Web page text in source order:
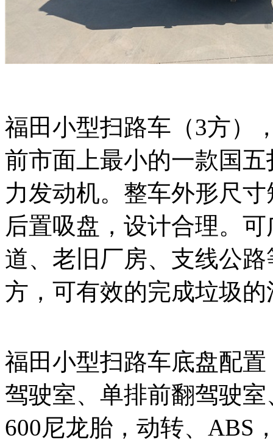
福田小型扫路车（3方）
前市面上最小的一款国
力发动机。整车外形尺
后置吸盘，设计合理。
道、老旧厂房、支线公
方，可有效的完成垃圾
福田小型扫路车底盘配
驾驶室、单排前翻驾驶
600尼龙胎，动转、ABS